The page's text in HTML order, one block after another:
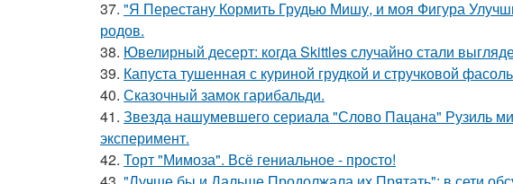
37. "Я Перестану Кормить Грудью Мишу, и моя Фигура
родов.
38. Ювелирный десерт: когда Skittles случайно стали
39. Капуста тушенная с куриной грудкой и стручковой
40. Сказочный замок гарибальди.
41. Звезда нашумевшего сериала "Слово Пацана" Рузиль
эксперимент.
42. Торт "Мимоза". Всё гениальное - просто!